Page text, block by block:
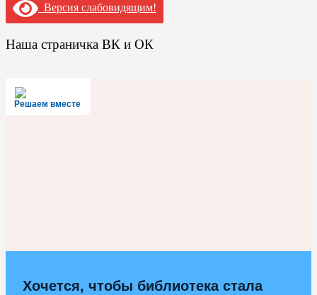
Версия слабовидящим!
Наша страничка ВК и ОК
Решаем вместе
Хочется, чтобы библиотека стала